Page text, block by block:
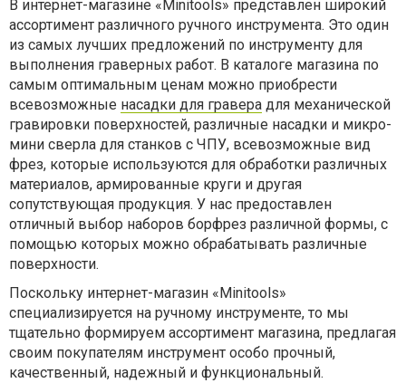
В интернет-магазине «Мinitools» представлен широкий
ассортимент различного ручного инструмента. Это один
из самых лучших предложений по инструменту для
выполнения граверных работ. В каталоге магазина по
самым оптимальным ценам можно приобрести
всевозможные насадки для гравера для механической
гравировки поверхностей, различные насадки и микро-
мини сверла для станков с ЧПУ, всевозможные вид
фрез, которые используются для обработки различных
материалов, армированные круги и другая
сопутствующая продукция. У нас предоставлен
отличный выбор наборов борфрез различной формы, с
помощью которых можно обрабатывать различные
поверхности.
Поскольку интернет-магазин «Мinitools»
специализируется на ручному инструменте, то мы
тщательно формируем ассортимент магазина, предлагая
своим покупателям инструмент особо прочный,
качественный, надежный и функциональный.